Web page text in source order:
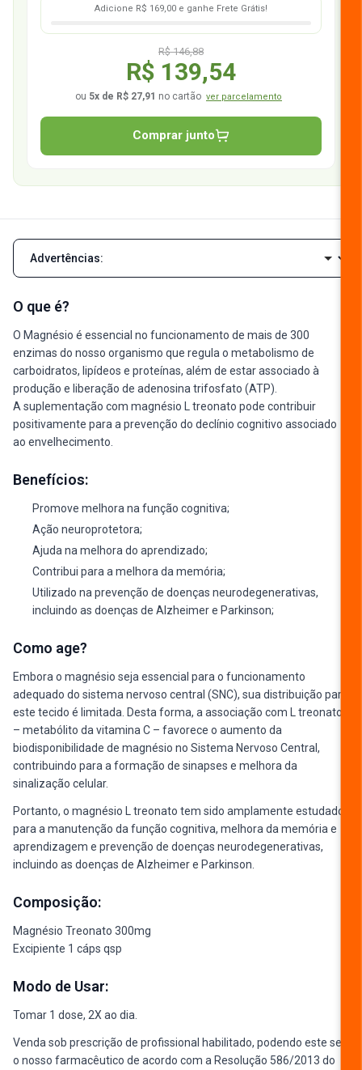
Adicione R$ 169,00 e ganhe Frete Grátis!
R$ 146,88
R$ 139,54
ou 5x de R$ 27,91 no cartão ver parcelamento
Comprar junto
Navegar pelas seções da descrição
O que é?
O Magnésio é essencial no funcionamento de mais de 300
enzimas do nosso organismo que regula o metabolismo de
carboidratos, lipídeos e proteínas, além de estar associado à
produção e liberação de adenosina trifosfato (ATP).
A suplementação com magnésio L treonato pode contribuir
positivamente para a prevenção do declínio cognitivo associado
ao envelhecimento.
Benefícios:
Promove melhora na função cognitiva;
Ação neuroprotetora;
Ajuda na melhora do aprendizado;
Contribui para a melhora da memória;
Utilizado na prevenção de doenças neurodegenerativas,
incluindo as doenças de Alzheimer e Parkinson;
Como age?
Embora o magnésio seja essencial para o funcionamento
adequado do sistema nervoso central (SNC), sua distribuição para
este tecido é limitada. Desta forma, a associação com L treonato
– metabólito da vitamina C – favorece o aumento da
biodisponibilidade de magnésio no Sistema Nervoso Central,
contribuindo para a formação de sinapses e melhora da
sinalização celular.
Portanto, o magnésio L treonato tem sido amplamente estudado
para a manutenção da função cognitiva, melhora da memória e
aprendizagem e prevenção de doenças neurodegenerativas,
incluindo as doenças de Alzheimer e Parkinson.
Composição:
Magnésio Treonato 300mg
Excipiente 1 cáps qsp
Modo de Usar:
Tomar 1 dose, 2X ao dia.
Venda sob prescrição de profissional habilitado, podendo este ser
o nosso farmacêutico de acordo com a Resolução 586/2013 do